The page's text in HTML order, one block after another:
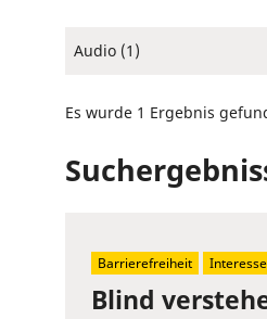
Audio (1)
Es wurde 1 Ergebnis
Blind
Barrierefreiheit